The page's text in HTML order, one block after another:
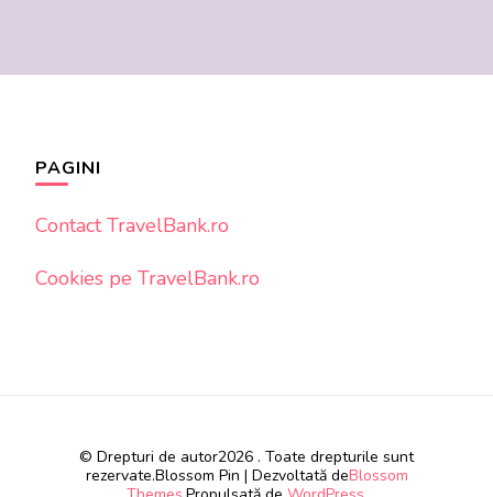
PAGINI
Contact TravelBank.ro
Cookies pe TravelBank.ro
© Drepturi de autor2026 . Toate drepturile sunt
rezervate.Blossom Pin | Dezvoltată deBlossom